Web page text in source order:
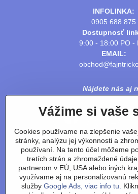
INFOLINKA:
0905 688 875
Dostupnosť
9:00 - 18:00 PO -
EMAIL:
Nájdete nás aj
Vážime si vaše
Cookies používame na zlepšenie
stránky, analýzu jej výkonnosti a
používaní. Na tento účel môžeme
tretích strán a zhromaždené
partnerom v EÚ, USA alebo iných
využívame aj na personalizovanú
služby Google Ads, viac info tu.